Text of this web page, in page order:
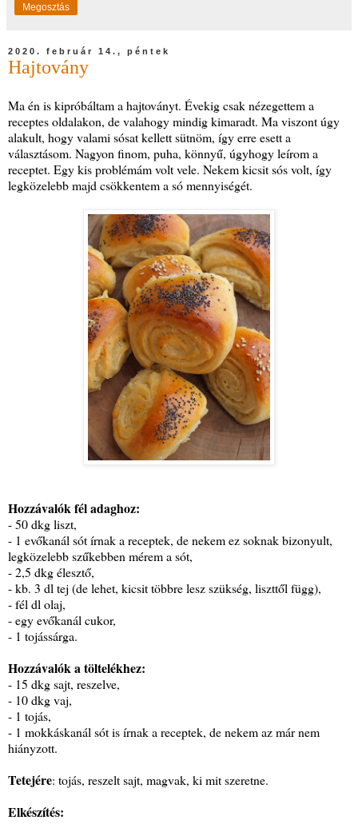
Megosztás
2020. február 14., péntek
Hajtovány
Ma én is kipróbáltam a hajtoványt. Évekig csak nézegettem a
receptes oldalakon, de valahogy mindig kimaradt. Ma viszont úgy
alakult, hogy valami sósat kellett sütnöm, így erre esett a
választásom. Nagyon finom, puha, könnyű, úgyhogy leírom a
receptet. Egy kis problémám volt vele. Nekem kicsit sós volt, így
legközelebb majd csökkentem a só mennyiségét.
Hozzávalók fél adaghoz:
- 50 dkg liszt,
- 1 evőkanál sót írnak a receptek, de nekem ez soknak bizonyult,
legközelebb szűkebben mérem a sót,
- 2,5 dkg élesztő,
- kb. 3 dl tej (de lehet, kicsit többre lesz szükség, liszttől függ),
- fél dl olaj,
- egy evőkanál cukor,
- 1 tojássárga.
Hozzávalók a töltelékhez:
- 15 dkg sajt, reszelve,
- 10 dkg vaj,
- 1 tojás,
- 1 mokkáskanál sót is írnak a receptek, de nekem az már nem
hiányzott.
Tetejére: tojás, reszelt sajt, magvak, ki mit szeretne.
Elkészítés: